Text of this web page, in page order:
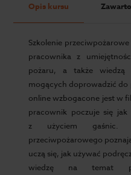
Opis kursu
Szkolenie
pracownika z
pożaru, a także wiedzą
mogących doprowadzić do
online wzbogacone jest w
pracownik poczuje się
z użyciem gaśnic.
przeciwpożarowego
uczą się, jak używać
wiedzę na temat